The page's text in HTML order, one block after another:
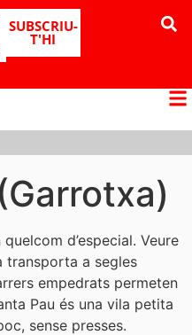
SUBSCRIU-
T'HI
d’especial. Veure
transporta a segles
empedrats permeten
Pau és una vila petita
sense presses.